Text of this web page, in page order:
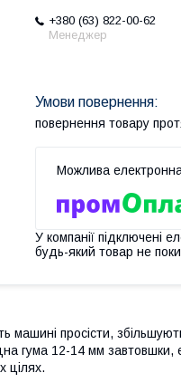
+380 (63) 822-00-62
Менеджер
повернення товару
У компанії підключені
будь-який товар не
просісти, збільшують
гума 12-14 мм завтовшки,
цілях.